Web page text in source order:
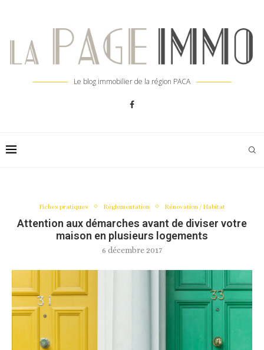
Le blog immobilier de la région PACA
Fiches pratiques Réglementation Rénovation / Habitat
Attention aux démarches avant de diviser votre
maison en plusieurs logements
6 décembre 2017